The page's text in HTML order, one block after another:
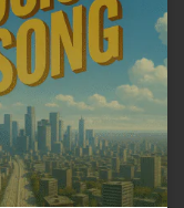
Hodgson e
da modernidade:
a uma máquina
de profundidade
social e